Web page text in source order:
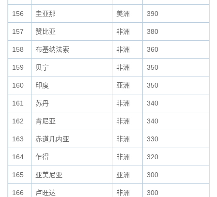
156 圭亚那 美洲 390
157 赞比亚 非洲 380
158 布基纳法索 非洲 360
159 贝宁 非洲 350
160 印度 亚洲 350
161 苏丹 非洲 340
162 肯尼亚 非洲 340
163 赤道几内亚 非洲 330
164 乍得 非洲 320
165 亚美尼亚 亚洲 300
166 卢旺达 非洲 300